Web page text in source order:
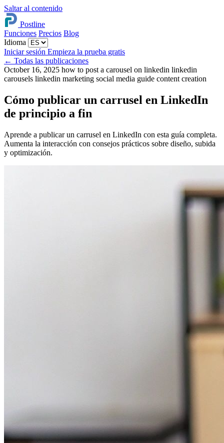
Saltar al contenido
Postline
Funciones Precios Blog
Idioma
Iniciar sesión Empieza la prueba gratis
← Todas las publicaciones
October 16, 2025 how to post a carousel on linkedin linkedin
carousels linkedin marketing social media guide content creation
Cómo publicar un carrusel en LinkedIn
de principio a fin
Aprende a publicar un carrusel en LinkedIn con esta guía completa.
Aumenta la interacción con consejos prácticos sobre diseño, subida
y optimización.